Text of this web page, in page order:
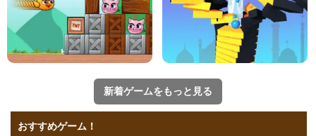
新着ゲームをもっと見る
おすすめゲーム！